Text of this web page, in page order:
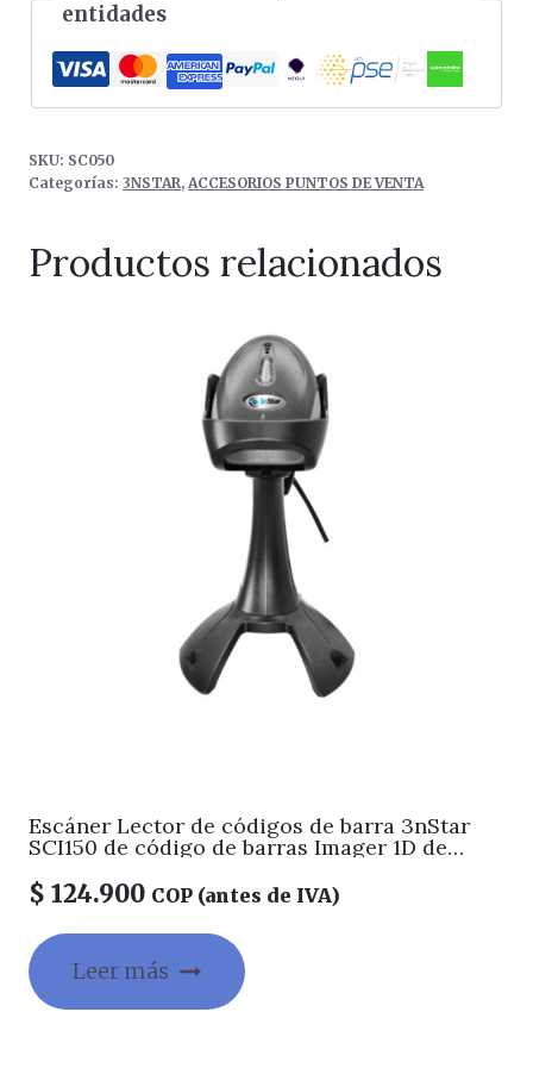
cantidad
entidades
SKU: SC050
Categorías: 3NSTAR, ACCESORIOS PUNTOS DE VENTA
Productos relacionados
Escáner Lector de códigos de barra 3nStar
SCI150 de código de barras Imager 1D de
lecturas por segundo
$ 124.900 COP (antes de IVA)
Leer más